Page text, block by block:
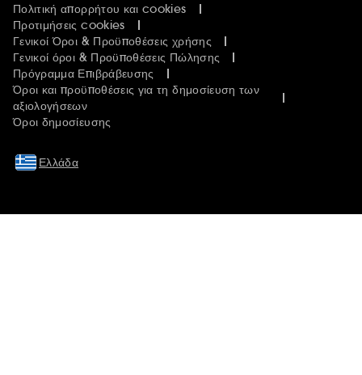
Πολιτική απορρήτου και cookies
Προτιμήσεις cookies
Γενικοί Όροι & Προϋποθέσεις χρήσης
Γενικοί όροι & Προϋποθέσεις Πώλησης
Πρόγραμμα Επιβράβευσης
Όροι και προϋποθέσεις για τη δημοσίευση των
αξιολογήσεων
Όροι δημοσίευσης
Ελλάδα